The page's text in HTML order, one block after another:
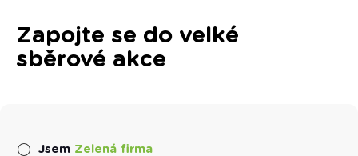
Zapojte se do velké
sběrové akce
Jsem Zelená firma